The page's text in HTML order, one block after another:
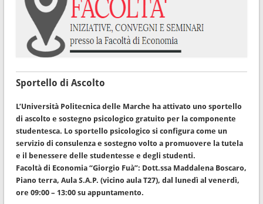
Sportello di Ascolto
L’Università Politecnica delle Marche ha attivato uno sportello
di ascolto e sostegno psicologico gratuito per la componente
studentesca. Lo sportello psicologico si configura come un
servizio di consulenza e sostegno volto a promuovere la tutela
e il benessere delle studentesse e degli studenti.
Facoltà di Economia “Giorgio Fuà”: Dott.ssa Maddalena Boscaro,
Piano terra, Aula S.A.P. (vicino aula T27), dal lunedì al venerdì,
ore 09:00 – 13:00 su appuntamento.